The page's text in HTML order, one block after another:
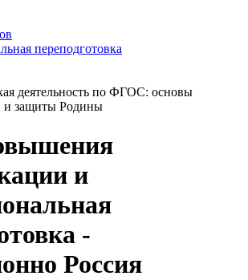
переподготовка
деятельность по ФГОС: основы
и защиты Родины
и
-
Россия